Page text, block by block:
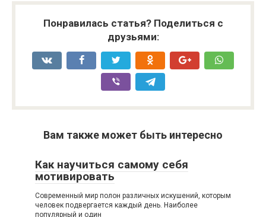
Понравилась статья? Поделиться с
друзьями:
Вам также может быть интересно
Как научиться самому себя
мотивировать
Современный мир полон различных искушений, которым
человек подвергается каждый день. Наиболее
популярный и один